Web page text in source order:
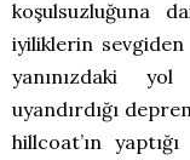
koşulsuzluğuna
iyiliklerin sevgiden
yanınızdaki
uyandırdığı
hillcoat’ın